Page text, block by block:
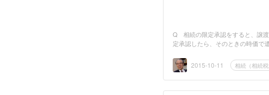
Q 相続の限定承認をすると、譲
定承認したら、そのときの時価で
2015-10-11
相続（相続税